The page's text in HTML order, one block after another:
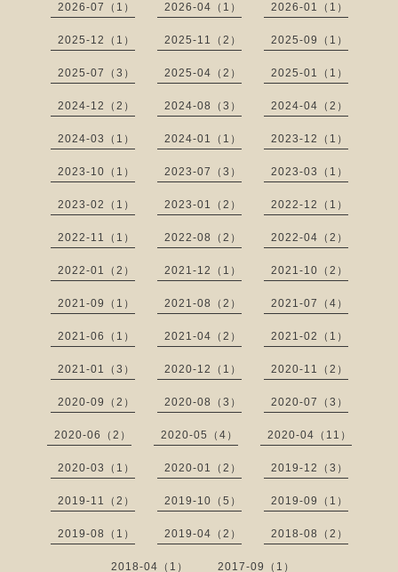
2026-07（1） 2026-04（1） 2026-01（1）
2025-12（1） 2025-11（2） 2025-09（1）
2025-07（3） 2025-04（2） 2025-01（1）
2024-12（2） 2024-08（3） 2024-04（2）
2024-03（1） 2024-01（1） 2023-12（1）
2023-10（1） 2023-07（3） 2023-03（1）
2023-02（1） 2023-01（2） 2022-12（1）
2022-11（1） 2022-08（2） 2022-04（2）
2022-01（2） 2021-12（1） 2021-10（2）
2021-09（1） 2021-08（2） 2021-07（4）
2021-06（1） 2021-04（2） 2021-02（1）
2021-01（3） 2020-12（1） 2020-11（2）
2020-09（2） 2020-08（3） 2020-07（3）
2020-06（2） 2020-05（4） 2020-04（11）
2020-03（1） 2020-01（2） 2019-12（3）
2019-11（2） 2019-10（5） 2019-09（1）
2019-08（1） 2019-04（2） 2018-08（2）
2018-04（1） 2017-09（1）